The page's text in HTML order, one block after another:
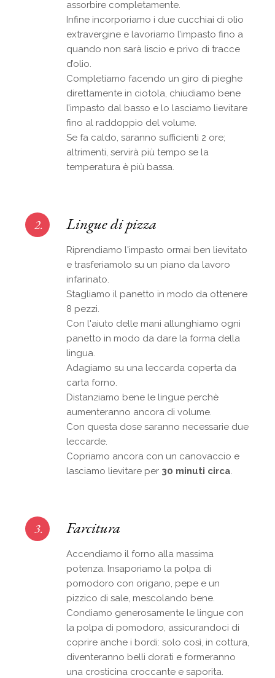
assorbire completamente.
Infine incorporiamo i due cucchiai di olio
extravergine e lavoriamo l’impasto fino a
quando non sarà liscio e privo di tracce
d’olio.
Completiamo facendo un giro di pieghe
direttamente in ciotola, chiudiamo bene
l’impasto dal basso e lo lasciamo lievitare
fino al raddoppio del volume.
Se fa caldo, saranno sufficienti 2 ore;
altrimenti, servirà più tempo se la
temperatura è più bassa.
2. Lingue di pizza
Riprendiamo l'impasto ormai ben lievitato
e trasferiamolo su un piano da lavoro
infarinato.
Stagliamo il panetto in modo da ottenere
8 pezzi.
Con l'aiuto delle mani allunghiamo ogni
panetto in modo da dare la forma della
lingua.
Adagiamo su una leccarda coperta da
carta forno.
Distanziamo bene le lingue perchè
aumenteranno ancora di volume.
Con questa dose saranno necessarie due
leccarde.
Copriamo ancora con un canovaccio e
lasciamo lievitare per 30 minuti circa.
3. Farcitura
Accendiamo il forno alla massima
potenza. Insaporiamo la polpa di
pomodoro con origano, pepe e un
pizzico di sale, mescolando bene.
Condiamo generosamente le lingue con
la polpa di pomodoro, assicurandoci di
coprire anche i bordi: solo così, in cottura,
diventeranno belli dorati e formeranno
una crosticina croccante e saporita.